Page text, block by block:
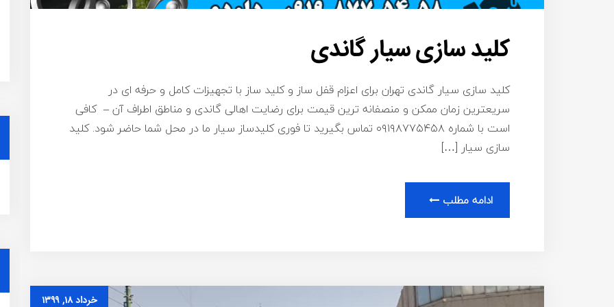
کلید سازی سیار گاندی
کلید سازی سیار گاندی تهران برای اعزام قفل ساز و کلید ساز با تجهیزات کامل و حرفه ای در
سریعترین زمان ممکن و منصفانه ترین قیمت برای رضایت اهالی گاندی و مناطق اطراف آن – کافی
است با شماره ۰۹۱۹۸۷۷۵۴۵۸ تماس بگیرید تا فوری کلیدساز سیار ما در محل شما حاضر شود. کلید
سازی سیار […]
ادامه مطلب
خرداد ۱۸, ۱۳۹۹